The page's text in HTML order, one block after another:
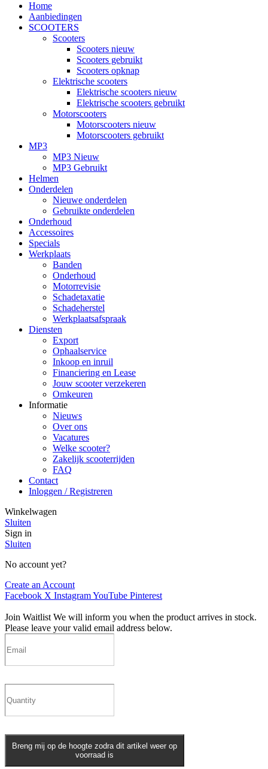
Home
Aanbiedingen
SCOOTERS
Scooters
Scooters nieuw
Scooters gebruikt
Scooters opknap
Elektrische scooters
Elektrische scooters nieuw
Elektrische scooters gebruikt
Motorscooters
Motorscooters nieuw
Motorscooters gebruikt
MP3
MP3 Nieuw
MP3 Gebruikt
Helmen
Onderdelen
Nieuwe onderdelen
Gebruikte onderdelen
Onderhoud
Accessoires
Specials
Werkplaats
Banden
Onderhoud
Motorrevisie
Schadetaxatie
Schadeherstel
Werkplaatsafspraak
Diensten
Export
Ophaalservice
Inkoop en inruil
Financiering en Lease
Jouw scooter verzekeren
Omkeuren
Informatie
Nieuws
Over ons
Vacatures
Welke scooter?
Zakelijk scooterrijden
FAQ
Contact
Inloggen / Registreren
Winkelwagen
Sluiten
Sign in
Sluiten
No account yet?
Create an Account
Facebook X InstagramYouTube Pinterest
Join Waitlist We will inform you when the product arrives in stock.
Please leave your valid email address below.
Breng mij op de hoogte zodra dit artikel weer op
voorraad is